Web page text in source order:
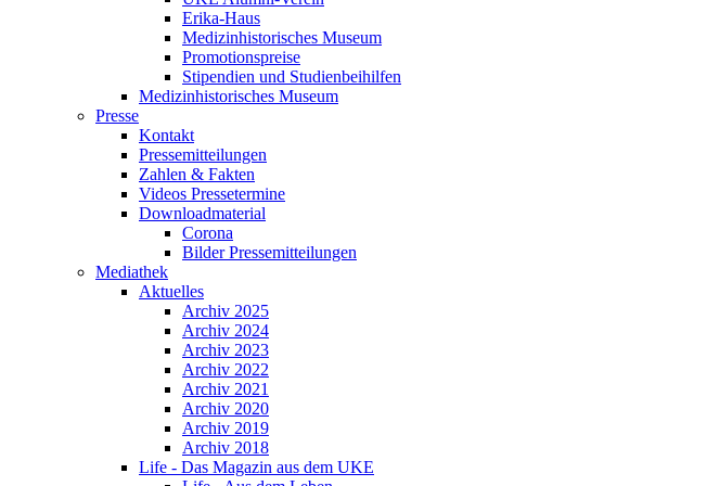
Erika-Haus
Medizinhistorisches Museum
Promotionspreise
Stipendien und Studienbeihilfen
Medizinhistorisches Museum
Presse
Kontakt
Pressemitteilungen
Zahlen & Fakten
Videos Pressetermine
Downloadmaterial
Corona
Bilder Pressemitteilungen
Mediathek
Aktuelles
Archiv 2025
Archiv 2024
Archiv 2023
Archiv 2022
Archiv 2021
Archiv 2020
Archiv 2019
Archiv 2018
Life - Das Magazin aus dem UKE